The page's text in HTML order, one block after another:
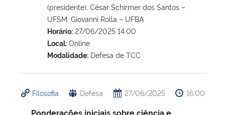
(presidente); César Schirmer dos Santos –
UFSM; Giovanni Rolla – UFBA
Horário: 27/06/2025 14:00
Local: Online
Modalidade: Defesa de TCC
Filosofia Defesa 27/06/2025 16:00
Ponderações iniciais sobre ciência e